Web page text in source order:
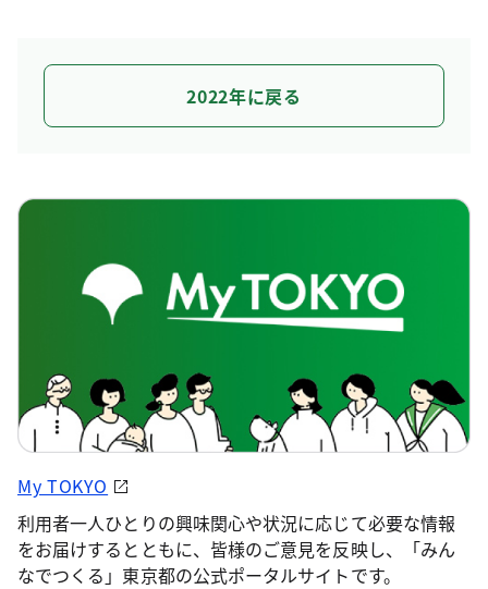
2022年に戻る
My TOKYO
利用者一人ひとりの興味関心や状況に応じて必要な情報
をお届けするとともに、皆様のご意見を反映し、「みん
なでつくる」東京都の公式ポータルサイトです。